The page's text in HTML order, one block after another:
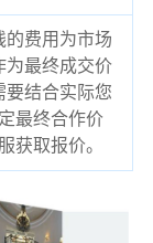
的费用为市场
为最终成交价
要结合实际您
最终合作价
获取报价。